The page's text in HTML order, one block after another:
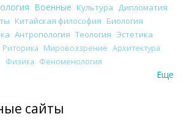
Военные Культура
Дипломатия
Китайская философия Биология
Антропология Теология Эстетика
Риторика Мировоззрение Архитектура
Физика Феноменология
Еще
сайты